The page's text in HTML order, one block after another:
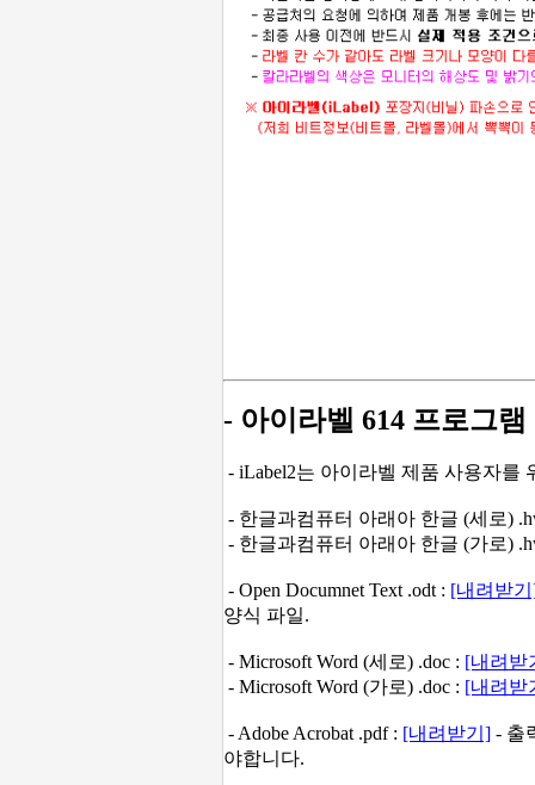
- 아이라벨 614 프로그
- iLabel2는 아이라벨 제품 사용자
- 한글과컴퓨터 아래아 한글 (세로)
- 한글과컴퓨터 아래아 한글 (가로)
- Open Documnet Text .odt : [내려받
양식 파일.
- Microsoft Word (세로) .doc : [내려받
- Microsoft Word (가로) .doc : [내려받
- Adobe Acrobat .pdf : [내려받기] - 출
야합니다.